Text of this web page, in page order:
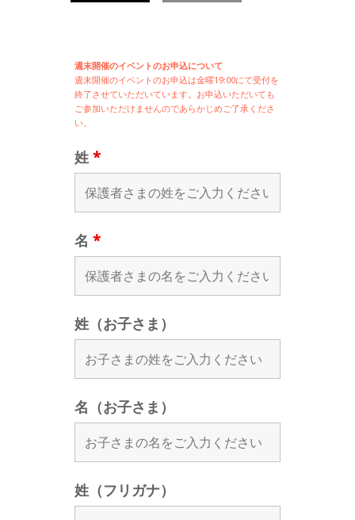
週末開催のイベントのお申込について
週末開催のイベントのお申込は金曜19:00にて受付を
終了させていただいています。お申込いただいても
ご参加いただけませんのであらかじめご了承くださ
い。
姓 *
名 *
姓（お子さま）
名（お子さま）
姓（フリガナ）